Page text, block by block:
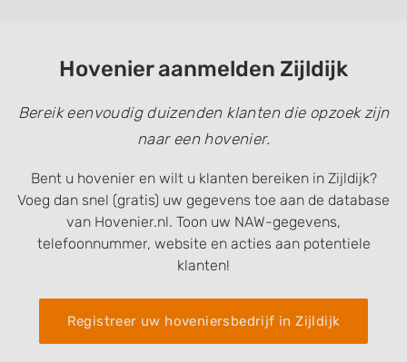
Hovenier aanmelden Zijldijk
Bereik eenvoudig duizenden klanten die opzoek zijn
naar een hovenier.
Bent u hovenier en wilt u klanten bereiken in Zijldijk?
Voeg dan snel (gratis) uw gegevens toe aan de database
van Hovenier.nl. Toon uw NAW-gegevens,
telefoonnummer, website en acties aan potentiele
klanten!
Registreer uw hoveniersbedrijf in Zijldijk